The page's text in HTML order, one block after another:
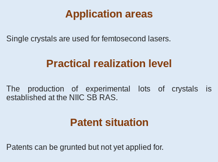
Application areas
Single crystals are used for femtosecond lasers.
Practical realization level
The production of experimental lots of crystals is
established at the NIIC SB RAS.
Patent situation
Patents can be grunted but not yet applied for.